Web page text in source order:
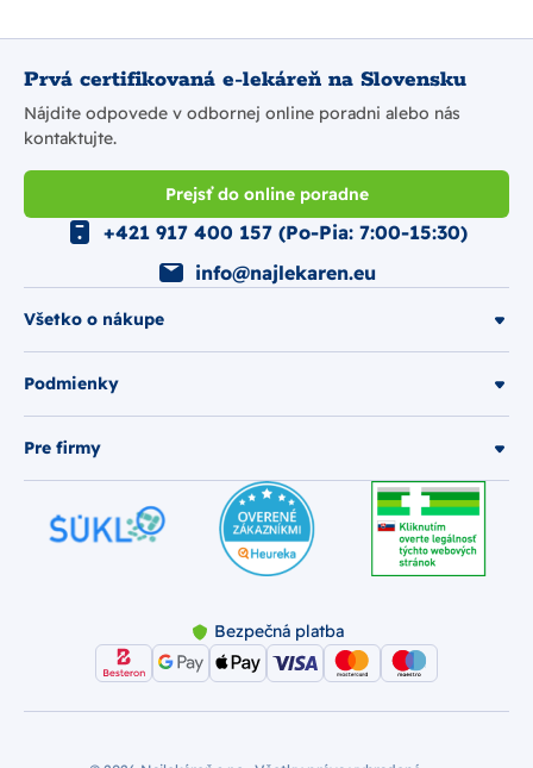
Prvá certifikovaná e-lekáreň na Slovensku
Nájdite odpovede v odbornej online poradni alebo nás
kontaktujte.
Prejsť do online poradne
Všetko o nákupe
Podmienky
Pre firmy
+421 917 400 157 (Po-Pia: 7:00-15:30)
info@najlekaren.eu
Bezpečná platba